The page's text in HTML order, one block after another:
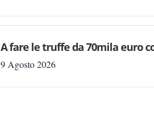
A fare le truffe da 70mila euro
9 Agosto 2026